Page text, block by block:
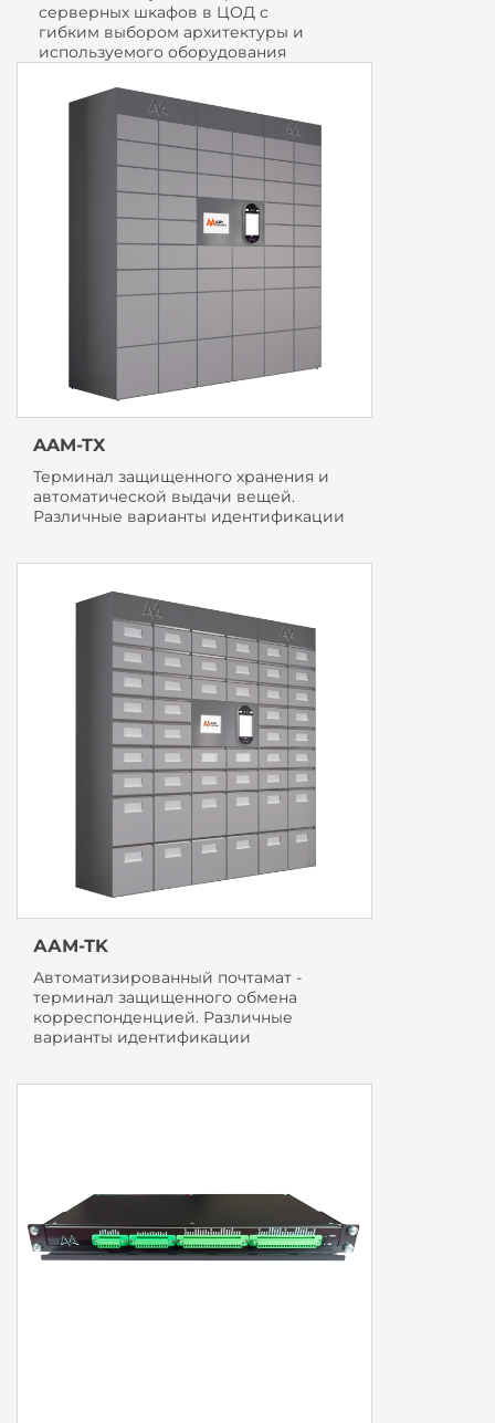
серверных шкафов в ЦОД с
гибким выбором архитектуры и
используемого оборудования
AAM-TX
Терминал защищенного хранения и
автоматической выдачи вещей.
Различные варианты идентификации
ААМ-ТK
Автоматизированный почтамат -
терминал защищенного обмена
корреспонденцией. Различные
варианты идентификации